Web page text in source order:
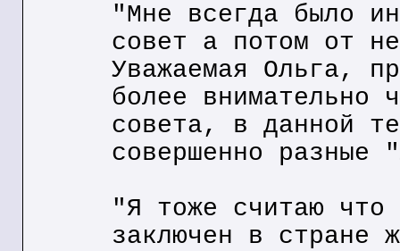
"Мне всегда было
совет а потом от
Уважаемая Ольга,
более внимательно
совета, в данной
совершенно разные
"Я тоже считаю что
заключен в стране